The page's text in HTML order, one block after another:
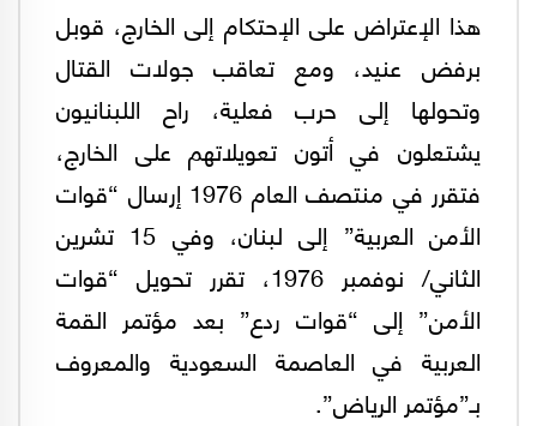
هذا الإعتراض على الإحتكام إلى الخارج، قوبل
برفض عنيد، ومع تعاقب جولات القتال
وتحولها إلى حرب فعلية، راح اللبنانيون
يشتعلون في أتون تعويلاتهم على الخارج،
فتقرر في منتصف العام 1976 إرسال “قوات
الأمن العربية” إلى لبنان، وفي 15 تشرين
الثاني/ نوفمبر 1976، تقرر تحويل “قوات
الأمن” إلى “قوات ردع” بعد مؤتمر القمة
العربية في العاصمة السعودية والمعروف
بـ”مؤتمر الرياض”.